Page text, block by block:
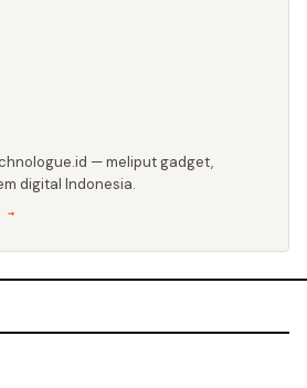
— meliput gadget,
digital Indonesia.
→